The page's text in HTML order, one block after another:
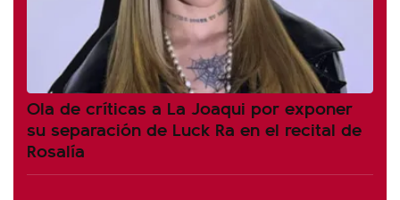
Ola de críticas a La Joaqui por exponer
su separación de Luck Ra en el recital de
Rosalía